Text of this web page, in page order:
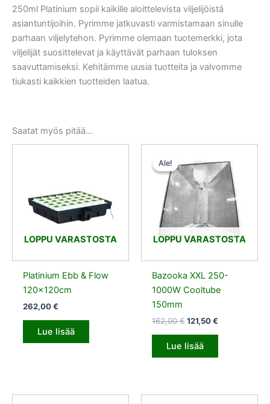
250ml Platinium sopii kaikille aloittelevista viljelijöistä
asiantuntijoihin. Pyrimme jatkuvasti varmistamaan sinulle
parhaan viljelytehon. Pyrimme olemaan tuotemerkki, jota
viljelijät suosittelevat ja käyttävät parhaan tuloksen
saavuttamiseksi. Kehitämme uusia tuotteita ja valvomme
tiukasti kaikkien tuotteiden laatua.
Saatat myös pitää...
LOPPU VARASTOSTA
Platinium Ebb & Flow
120x120cm
262,00€
Lue lisää
Ale!
LOPPU VARASTOSTA
Ale!
Bazooka XXL 250-
1000W Cooltube
150mm
162,00€
hinta
oli:
162,00 €.
121,50€
hinta
on:
121,50 €.
Lue lisää